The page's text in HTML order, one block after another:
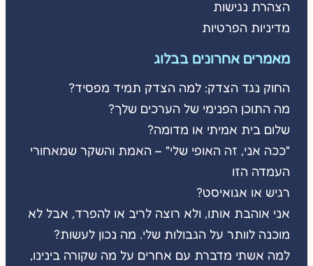
הצהרת נגישות
מדיניות הפרטיות
מאמרים אחרונים בבלוג
החוק נגד הצדק: למה הצדק תמיד מפסיד?
מה התוכן הפנימי של הערכים שלך?
שלום בית אמיתי או מדומה?
"ככה אני, זה האופי שלי" – האמת והשקר שמאחורי
העמדה הזו
רגיש או אגואיסט?
אני אוהבת אותו, ולא רוצה לריב או להפרד, אבל לא
מוכנה לוותר על הגבולות שלי. מה נכון לעשות?
למה אשתי מדברת עם אחרים על מה שקורה בינינו,